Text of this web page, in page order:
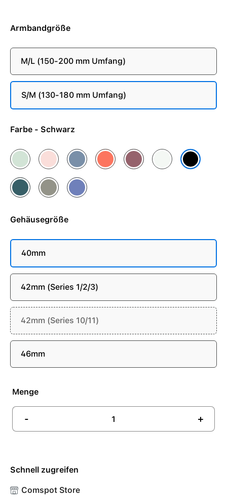
Armbandgröße
M/L (150-200 mm Umfang)
S/M (130-180 mm Umfang)
Farbe - Schwarz
AquamarinBlassrosaDenim MandarinePflaumePolarsternSchwarz
SeegrünSteingrauVeilchen
Gehäusegröße
40mm
42mm (Series 1/2/3)
42mm (Series 10/11)
46mm
Menge
- +
Schnell zugreifen
Comspot Store